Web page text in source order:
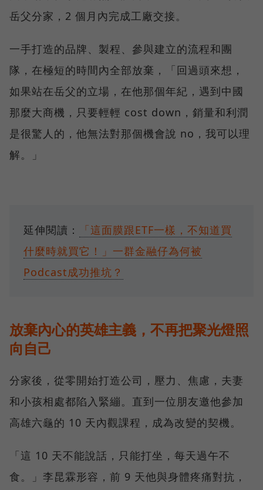
岳父分家，2 個月內完成工廠交接。
一手打造的品牌、製程、參與建立的流程和團
隊，在極短的時間內全部放棄，「回過頭來想，
如果站在岳父的立場，在他那個年紀，遇到中國
那麼大商機，只要輕輕 cost down，銷量和利潤
是很驚人的，他無法對那個機會說 no，我可以理
解。」
延伸閱讀：
「這面膜跟ETF一樣，不知道買
什麼時就買它！」一群金融仔為何被
Podcast成功推坑？
放棄內心的英雄主義，不再把聚光燈照
向自己
分家後，從零開始打造公司，壓力、焦慮，夫妻
和小孩相處都陷入緊繃。直到一位朋友邀他參加
高雄六龜的 10 天內觀課程，成為改變的契機。
「這 10 天不能說話，只能打坐，每天過午不
食。」李昆霖形容，前 9 天他與身體疼痛對抗，